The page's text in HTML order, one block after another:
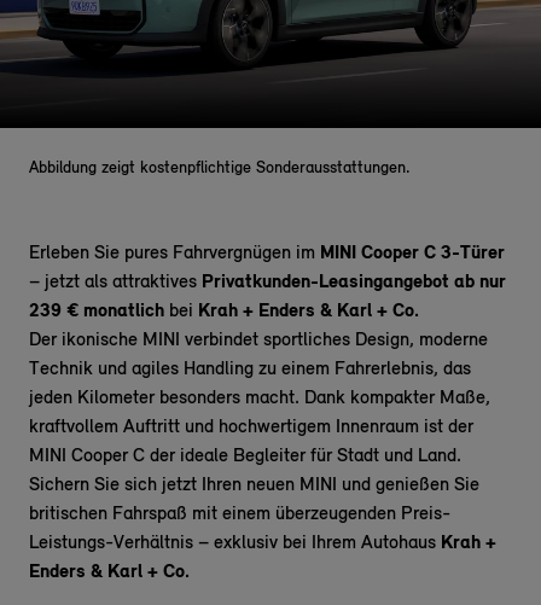
Abbildung zeigt kostenpflichtige Sonderausstattungen.
Erleben Sie pures Fahrvergnügen im MINI Cooper C 3-Türer
– jetzt als attraktives Privatkunden-Leasingangebot ab nur
239 € monatlich bei Krah + Enders & Karl + Co.
Der ikonische MINI verbindet sportliches Design, moderne
Technik und agiles Handling zu einem Fahrerlebnis, das
jeden Kilometer besonders macht. Dank kompakter Maße,
kraftvollem Auftritt und hochwertigem Innenraum ist der
MINI Cooper C der ideale Begleiter für Stadt und Land.
Sichern Sie sich jetzt Ihren neuen MINI und genießen Sie
britischen Fahrspaß mit einem überzeugenden Preis-
Leistungs-Verhältnis – exklusiv bei Ihrem Autohaus Krah +
Enders & Karl + Co.